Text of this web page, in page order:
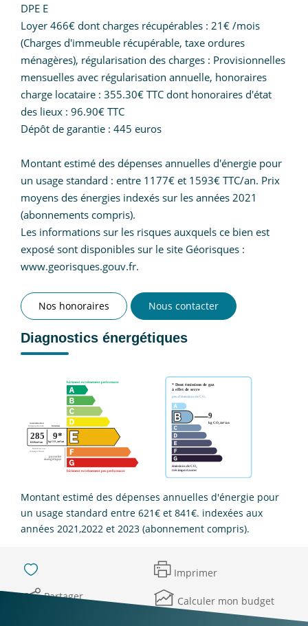
DPE E
Loyer 466€ dont charges récupérables : 21€ /mois
(Charges d'immeuble récupérable, taxe ordures
ménagères), régularisation des charges : Provisionnelles
mensuelles avec régularisation annuelle, honoraires
charge locataire : 355.30€ TTC dont honoraires d'état
des lieux : 96.90€ TTC
Dépôt de garantie : 445 euros
Montant estimé des dépenses annuelles d'énergie pour
un usage standard : entre 1177€ et 1593€ TTC/an. Prix
moyens des énergies indexés sur les années 2021
(abonnements compris).
Les informations sur les risques auxquels ce bien est
exposé sont disponibles sur le site Géorisques :
www.georisques.gouv.fr.
Nos honoraires Nous contacter
Diagnostics énergétiques
Montant estimé des dépenses annuelles d'énergie pour
un usage standard entre 621€ et 841€. indexées aux
années 2021,2022 et 2023 (abonnement compris).
Imprimer
Partager
Calculer mon budget